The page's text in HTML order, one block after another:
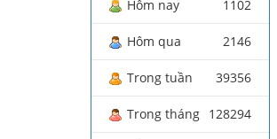
Hôm nay 1102
Hôm qua 2146
Trong tuần 39356
Trong tháng 128294